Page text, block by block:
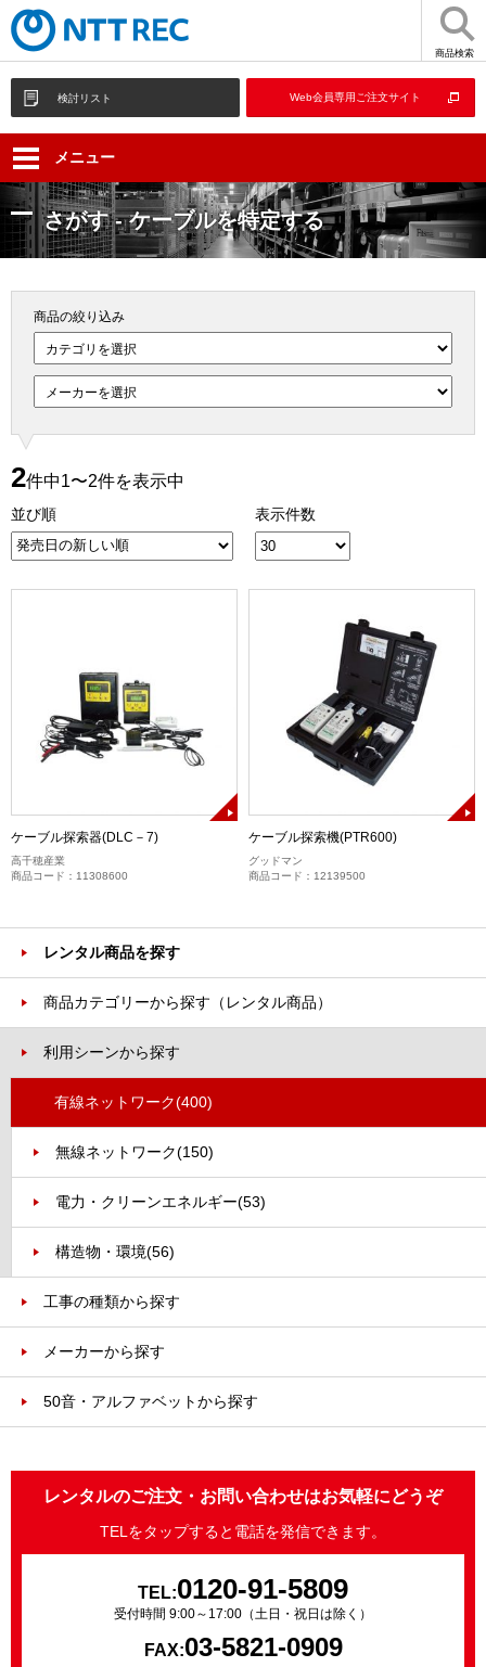
商品検索
検討リスト Web会員専用ご注文サイト
メニュー
さがす - ケーブルを特定する
商品の絞り込み
2件中1〜2件を表示中
並び順 表示件数
ケーブル探索器(DLC－7)
高千穂産業
商品コード：11308600
ケーブル探索機(PTR600)
グッドマン
商品コード：12139500
レンタル商品を探す
商品カテゴリーから探す（レンタル商品）
利用シーンから探す
有線ネットワーク(400)
無線ネットワーク(150)
電力・クリーンエネルギー(53)
構造物・環境(56)
工事の種類から探す
メーカーから探す
50音・アルファベットから探す
レンタルのご注文・お問い合わせはお気軽にどうぞ
TELをタップすると電話を発信できます。
TEL:0120-91-5809
受付時間 9:00～17:00（土日・祝日は除く）
FAX:03-5821-0909